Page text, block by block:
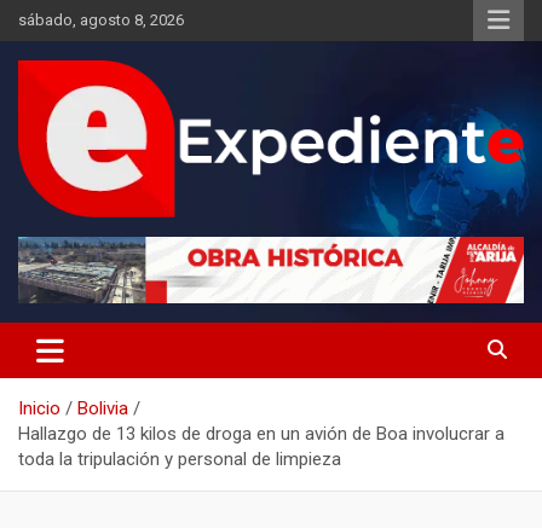
Saltar
al
contenido
sábado, agosto 8, 2026
Expediente
Inicio
Bolivia
Hallazgo de 13 kilos de droga en un avión de Boa involucrar a
toda la tripulación y personal de limpieza